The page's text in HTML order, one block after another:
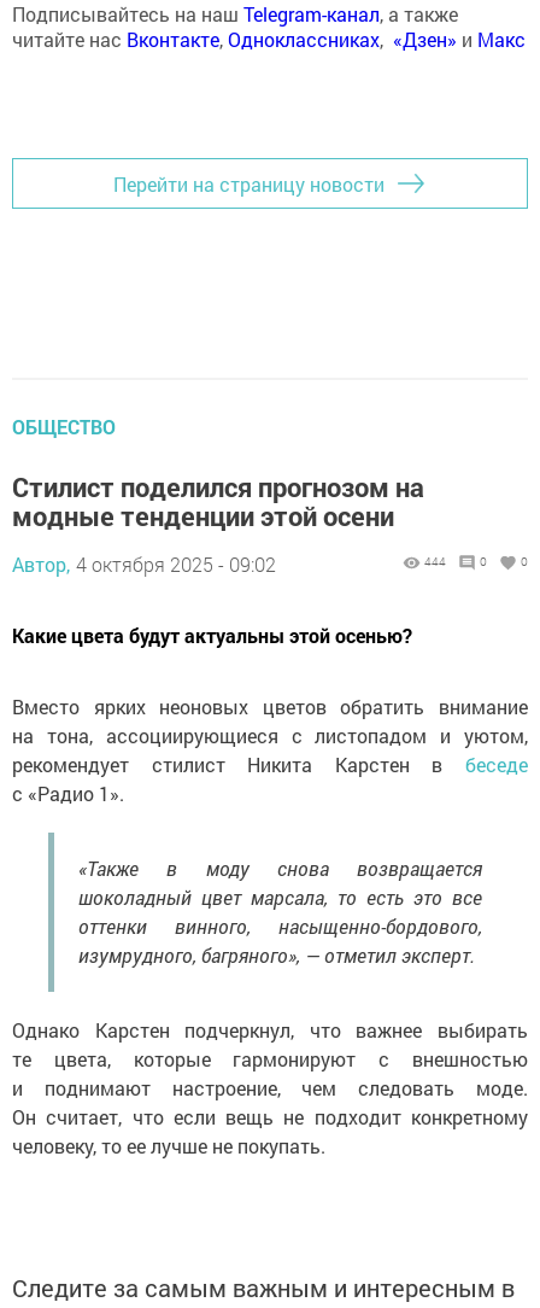
Подписывайтесь на наш Telegram-канал, а также
читайте нас Вконтакте,Одноклассниках, «Дзен» и Макс
Перейти на страницу новости
ОБЩЕСТВО
Стилист поделился прогнозом на
модные тенденции этой осени
Автор, 4 октября 2025 - 09:02 444 0 0
Какие цвета будут актуальны этой осенью?
Вместо ярких неоновых цветов обратить внимание
на тона, ассоциирующиеся с листопадом и уютом,
рекомендует стилист Никита Карстен в беседе
с «Радио 1».
«Также в моду снова возвращается
шоколадный цвет марсала, то есть это все
оттенки винного, насыщенно-бордового,
изумрудного, багряного», — отметил эксперт.
Однако Карстен подчеркнул, что важнее выбирать
те цвета, которые гармонируют с внешностью
и поднимают настроение, чем следовать моде.
Он считает, что если вещь не подходит конкретному
человеку, то ее лучше не покупать.
Следите за самым важным и интересным в